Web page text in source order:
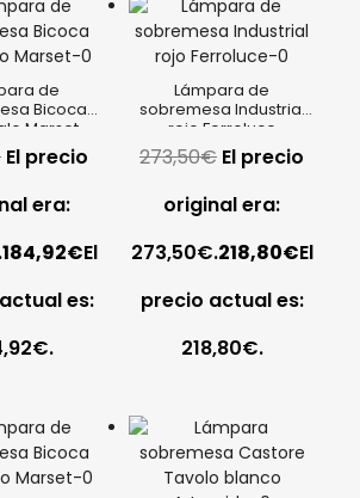
de
Bicoca
Marset
El precio
era:
184,92€El
es:
Lámpara de
sobremesa Industrial
rojo Ferroluce
273,50€ El precio
original era:
273,50€.218,80€El
precio actual es:
218,80€.